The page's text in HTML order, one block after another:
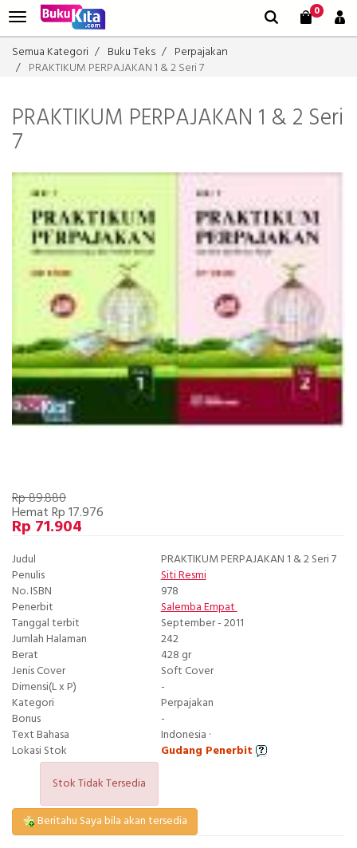
0
Semua Kategori Buku Teks
Perpajakan
PRAKTIKUM PERPAJAKAN 1 & 2 Seri 7
PRAKTIKUM PERPAJAKAN 1 & 2 Seri
7
Rp 89.880
Hemat Rp 17.976
Rp 71.904
Judul
PRAKTIKUM PERPAJAKAN 1 & 2 Seri 7
Penulis
Siti Resmi
No. ISBN
978
Penerbit
Salemba Empat
Tanggal terbit
September - 2011
Jumlah Halaman
242
Berat
428 gr
Jenis Cover
Soft Cover
Dimensi(L x P)
-
Kategori
Perpajakan
Bonus
-
Text Bahasa
Indonesia ·
Lokasi Stok
Gudang Penerbit
Stok Tidak Tersedia
Beritahu Saya bila akan tersedia